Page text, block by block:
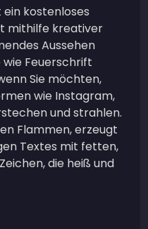
kostenloses
mithilfe kreativer
Aussehen
wie Feuerschrift
Sie möchten,
wie Instagram,
und strahlen.
Flammen, erzeugt
Textes mit fetten,
die heiß und